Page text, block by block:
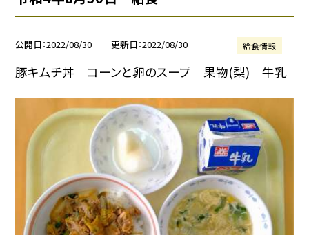
公開日 2022/08/30 更新日 2022/08/30 給食情報
豚キムチ丼 コーンと卵のスープ 果物(梨) 牛乳